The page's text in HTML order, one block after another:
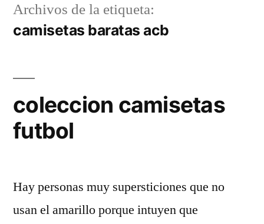
Archivos de la etiqueta:
camisetas baratas acb
coleccion camisetas
futbol
Hay personas muy supersticiones que no
usan el amarillo porque intuyen que